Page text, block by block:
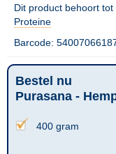
Dit product behoort
Proteine
Barcode:
Bestel nu
Purasana -
400 gram